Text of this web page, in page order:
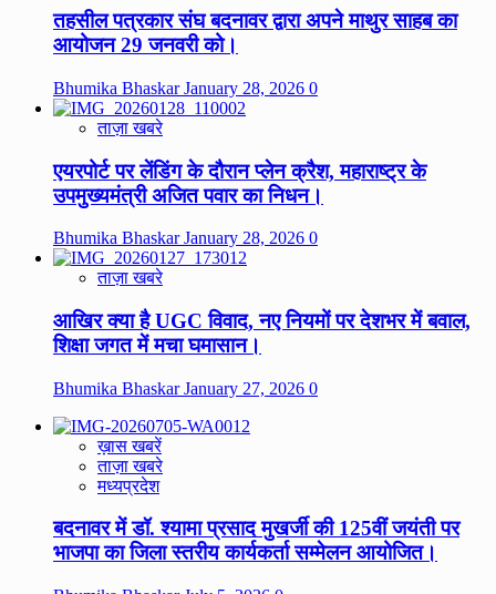
तहसील पत्रकार संघ बदनावर द्वारा अपने माथुर साहब का
आयोजन 29 जनवरी को।
Bhumika BhaskarJanuary 28, 2026 0
ताज़ा खबरे
एयरपोर्ट पर लेंडिंग के दौरान प्लेन क्रैश, महाराष्ट्र के
उपमुख्यमंत्री अजित पवार का निधन।
Bhumika BhaskarJanuary 28, 2026 0
ताज़ा खबरे
आखिर क्या है UGC विवाद, नए नियमों पर देशभर में बवाल,
शिक्षा जगत में मचा घमासान।
Bhumika BhaskarJanuary 27, 2026 0
ख़ास खबरें
ताज़ा खबरे
मध्यप्रदेश
बदनावर में डॉ. श्यामा प्रसाद मुखर्जी की 125वीं जयंती पर
भाजपा का जिला स्तरीय कार्यकर्ता सम्मेलन आयोजित।